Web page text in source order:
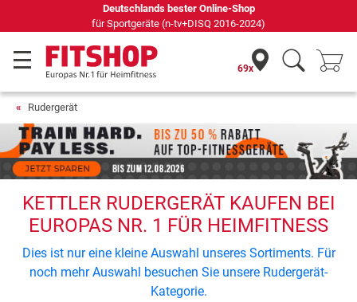
tv+DISQ 2016-2024)
69 Fachmärkte vor Ort
69x
Rudergerät
KETTLER RUDERGERÄT KAUFEN BEI
EUROPAS NR. 1 FÜR HEIMFITNESS
Dies ist nur eine kleine Auswahl unseres Sortiments. Für
noch mehr Auswahl besuchen Sie unsere Rudergerät-
Kategorie.